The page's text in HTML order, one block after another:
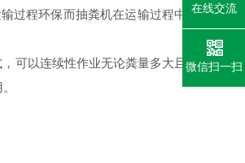
过程环保而抽粪机在运输过程中
可以连续性作业无论粪量多大且
在线交流
微信扫一扫